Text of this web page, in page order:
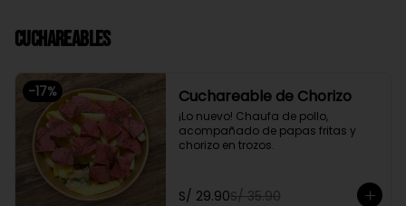
Cuchareables
-17% Cuchareable de Chorizo
¡Lo nuevo! Chaufa de pollo,
acompañado de papas fritas y
chorizo en trozos.
S/ 29.90S/ 35.90